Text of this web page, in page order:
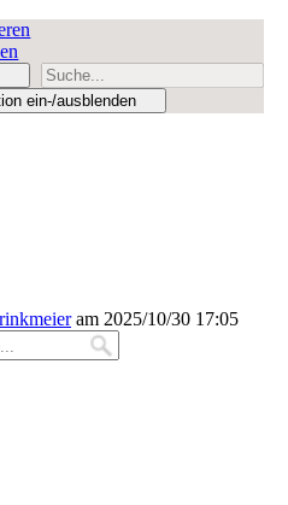
ein-/ausblenden
am 2025/10/30 17:05